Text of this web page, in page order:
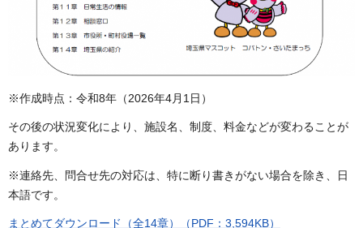
※作成時点：令和8年（2026年4月1日）
その後の状況変化により、施設名、制度、料金などが変わることが
あります。
※連絡先、問合せ先の対応は、特に断り書きがない場合を除き、日
本語です。
まとめてダウンロード（全14章）（PDF：3,594KB）